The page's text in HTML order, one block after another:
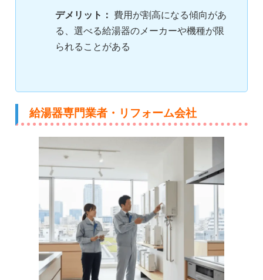
デメリット：
費用が割高になる傾向があ
る、選べる給湯器のメーカーや機種が限
られることがある
給湯器専門業者・リフォーム会社